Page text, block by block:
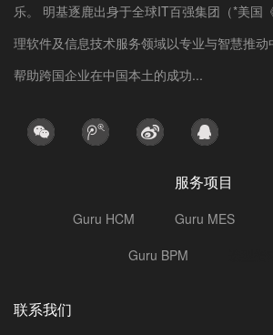
乐。 明基逐鹿出身于全球IT百强集团（*美国
理软件及信息技术服务领域以专业与智慧推
帮助跨国企业在中国本土的成功...
服务项目
Guru HCM Guru MES
Guru BPM
联系我们